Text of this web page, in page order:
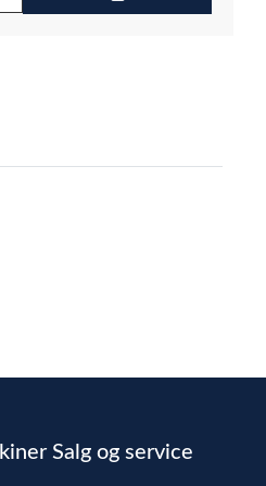
Salg og service